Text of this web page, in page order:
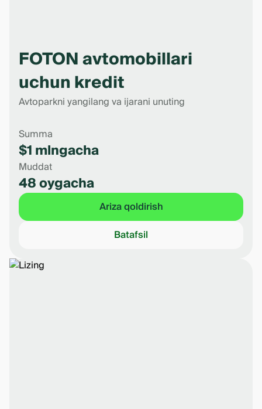
FOTON avtomobillari
uchun kredit
Avtoparkni yangilang va ijarani unuting
Summa
$1 mlngacha
Muddat
48 oygacha
Ariza qoldirish
Batafsil